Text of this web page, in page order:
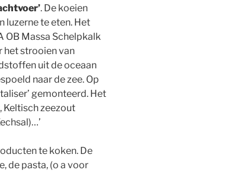
. De koeien
luzerne te eten. Het
OB Massa Schelpkalk
het strooien van
uit de oceaan
naar de zee. Op
gemonteerd. Het
zeezout
te koken. De
de pasta, (o a voor